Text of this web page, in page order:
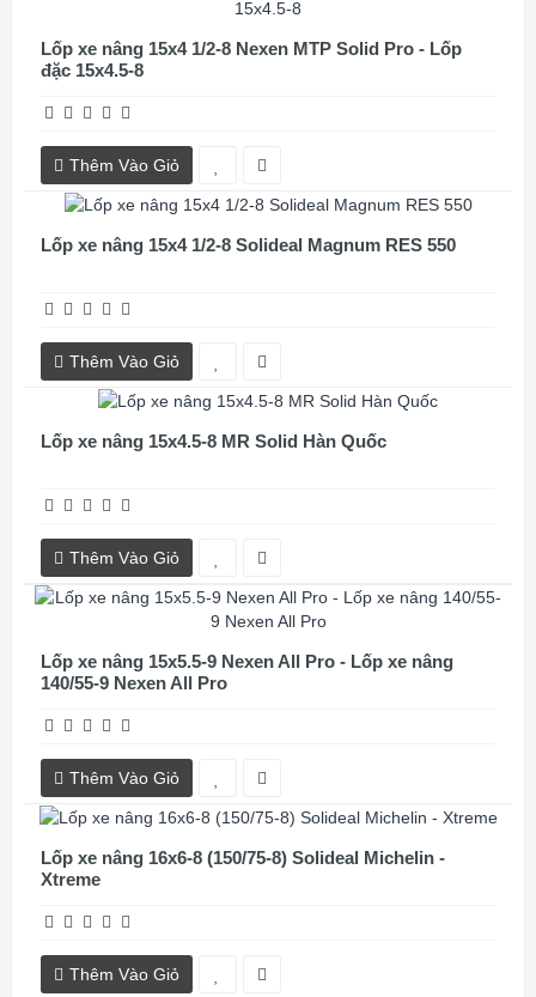
Lốp xe nâng 15x4 1/2-8 Nexen MTP Solid Pro - Lốp
đặc 15x4.5-8
Thêm Vào Giỏ
Lốp xe nâng 15x4 1/2-8 Solideal Magnum RES 550
Thêm Vào Giỏ
Lốp xe nâng 15x4.5-8 MR Solid Hàn Quốc
Thêm Vào Giỏ
Lốp xe nâng 15x5.5-9 Nexen All Pro - Lốp xe nâng
140/55-9 Nexen All Pro
Thêm Vào Giỏ
Lốp xe nâng 16x6-8 (150/75-8) Solideal Michelin -
Xtreme
Thêm Vào Giỏ